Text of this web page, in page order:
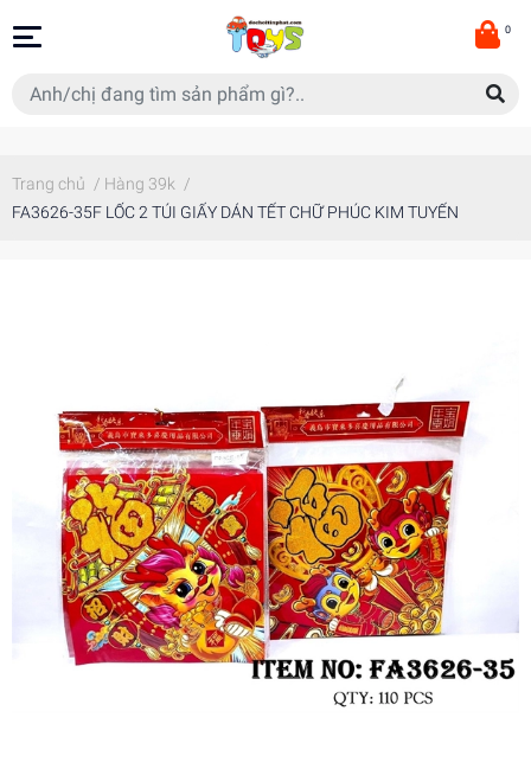
0
Trang chủ / Hàng 39k /
FA3626-35F LỐC 2 TÚI GIẤY DÁN TẾT CHỮ PHÚC KIM TUYẾN